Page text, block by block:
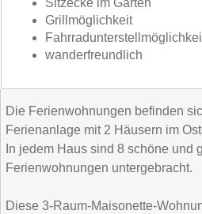
Sitzecke im Garten
Grillmöglichkeit
wanderfreundlich
Die Ferienwohnungen befinden
Ferienanlage mit 2 Häusern im
In jedem Haus sind 8 schöne und
Ferienwohnungen untergebracht.
Diese 3-Raum-Maisonette-